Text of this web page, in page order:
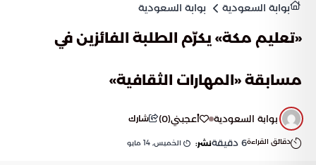
بوابة السعودية بوابة السعودية
«تعليم مكة» يكرّم الطلبة الفائزين في
مسابقة «المهارات الثقافية»
بوابة السعودية أعجبني(
0
) شارك
دقائق القراءة6 دقيقةنشر: الخميس, 14 مايو